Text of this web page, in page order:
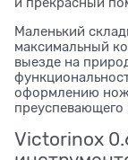
Маленький
максимальный
выезде на
оформлению нож
преуспевающего
Victorinox